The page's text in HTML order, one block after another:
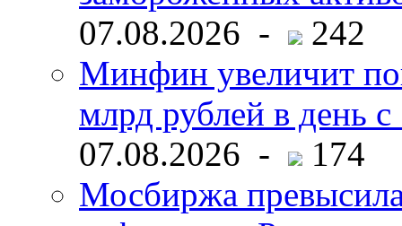
07.08.2026 -
242
Минфин увеличит
млрд рублей в день с
07.08.2026 -
174
Мосбиржа